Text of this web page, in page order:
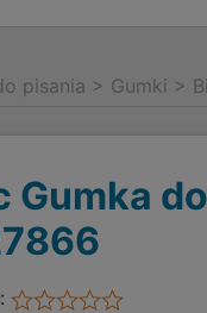
pisania > Gumki >
Gumka